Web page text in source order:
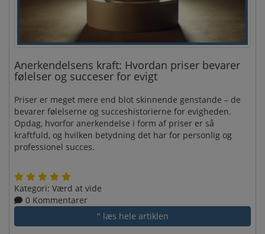
Anerkendelsens kraft: Hvordan priser bevarer
følelser og succeser for evigt
Priser er meget mere end blot skinnende genstande – de
bevarer følelserne og succeshistorierne for evigheden.
Opdag, hvorfor anerkendelse i form af priser er så
kraftfuld, og hvilken betydning det har for personlig og
professionel succes.
Kategori:Værd at vide
0 Kommentarer
" læs hele artiklen